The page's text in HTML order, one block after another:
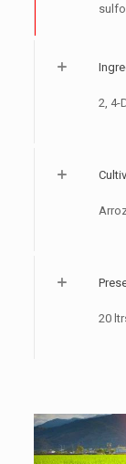
2, 4-
20